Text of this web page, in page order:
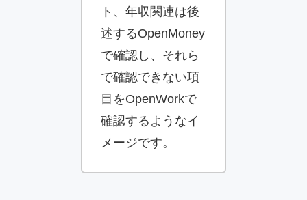
ト、年収関連は後
述するOpenMoney
で確認し、それら
で確認できない項
目をOpenWorkで
確認するようなイ
メージです。